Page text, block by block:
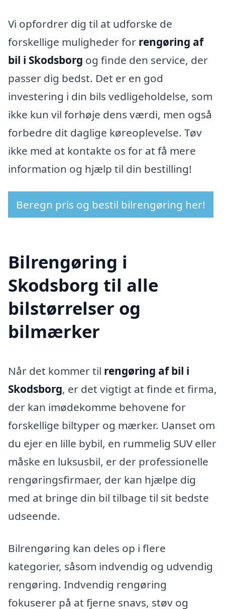
Vi opfordrer dig til at udforske de
forskellige muligheder for rengøring af
bil i Skodsborg og finde den service, der
passer dig bedst. Det er en god
investering i din bils vedligeholdelse, som
ikke kun vil forhøje dens værdi, men også
forbedre dit daglige køreoplevelse. Tøv
ikke med at kontakte os for at få mere
information og hjælp til din bestilling!
Beregn pris og bestil bilrengøring her!
Bilrengøring i
Skodsborg til alle
bilstørrelser og
bilmærker
Når det kommer til rengøring af bil i
Skodsborg, er det vigtigt at finde et firma,
der kan imødekomme behovene for
forskellige biltyper og mærker. Uanset om
du ejer en lille bybil, en rummelig SUV eller
måske en luksusbil, er der professionelle
rengøringsfirmaer, der kan hjælpe dig
med at bringe din bil tilbage til sit bedste
udseende.
Bilrengøring kan deles op i flere
kategorier, såsom indvendig og udvendig
rengøring. Indvendig rengøring
fokuserer på at fjerne snavs, støv og